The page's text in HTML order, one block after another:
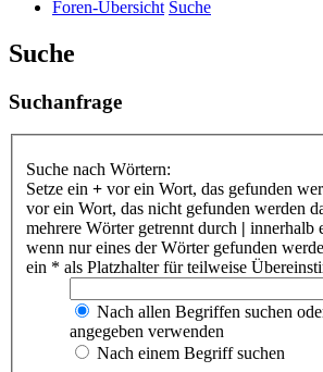
Foren-Übersicht Suche
Suche
Suchanfrage
Suche nach Wörtern:
Setze ein + vor ein Wort, das gefunden
vor ein Wort, das nicht gefunden werden
mehrere Wörter getrennt durch | innerhalb
wenn nur eines der Wörter gefunden
ein * als Platzhalter für teilweise
Nach allen Begriffen suchen
angegeben verwenden
Nach einem Begriff suchen